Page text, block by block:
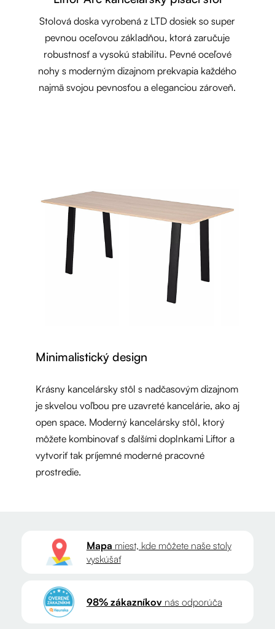
Stolová doska vyrobená z LTD dosiek so super
pevnou oceľovou základňou, ktorá zaručuje
robustnosť a vysokú stabilitu. Pevné oceľové
nohy s moderným dizajnom prekvapia každého
najmä svojou pevnosťou a eleganciou zároveň.
Minimalistický design
Krásny kancelársky stôl s nadčasovým dizajnom
je skvelou voľbou pre uzavreté kancelárie, ako aj
open space. Moderný kancelársky stôl, ktorý
môžete kombinovať s ďalšími doplnkami Liftor a
vytvoriť tak príjemné moderné pracovné
prostredie.
Mapa miest, kde môžete naše stoly
vyskúšať
98% zákazníkovnás odporúča